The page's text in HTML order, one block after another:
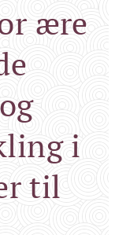
ære
i
til